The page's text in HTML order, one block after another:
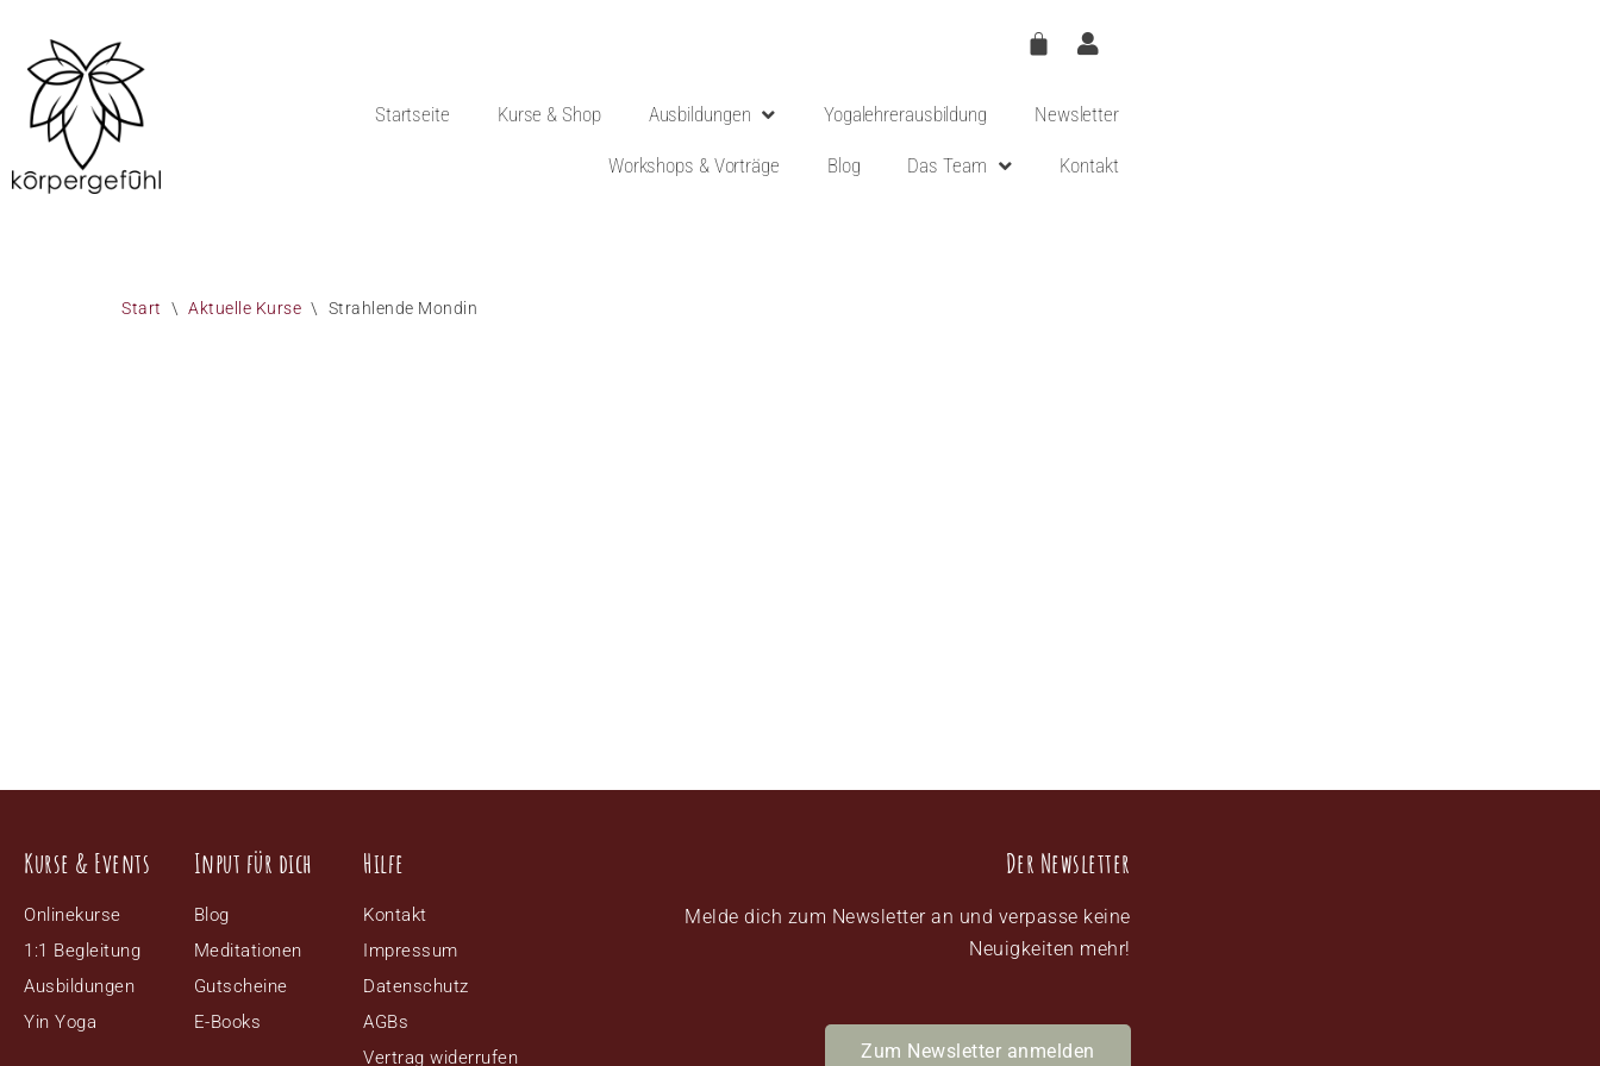
Zum
Inhalt
springen
Startseite Kurse & Shop Ausbildungen Yogalehrerausbildung Newsletter
Workshops & Vorträge Blog Das Team Kontakt
Start \ Aktuelle Kurse \ Strahlende Mondin
Kurse & Events
Onlinekurse
1:1 Begleitung
Ausbildungen
Yin Yoga
Input für dich
Blog
Meditationen
Gutscheine
E-Books
Hilfe
Kontakt
Impressum
Datenschutz
AGBs
Vertrag widerrufen
Der Newsletter
Melde dich zum Newsletter an und verpasse keine
Neuigkeiten mehr!
Zum Newsletter anmelden